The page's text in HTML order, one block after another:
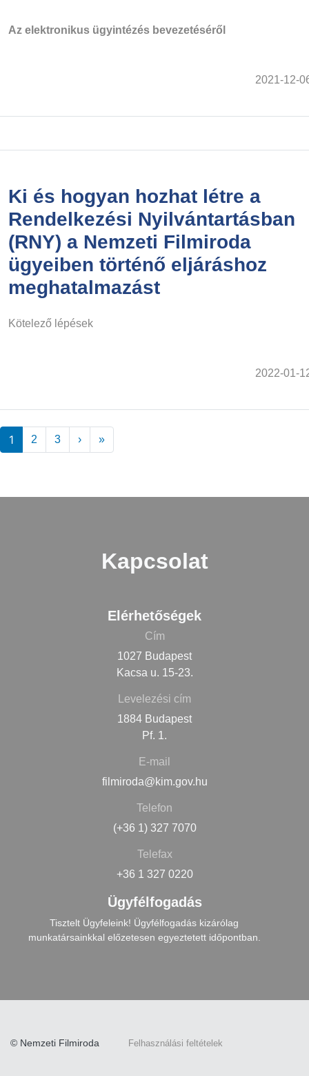
Az elektronikus ügyintézés bevezetéséről
2021-12-
Ki és hogyan hozhat létre a
Rendelkezési Nyilvántartásban
(RNY) a Nemzeti Filmiroda
ügyeiben történő eljáráshoz
meghatalmazást
Kötelező lépések
2022-01-
Oldalszámozás
1 2 3 ›Következő ›
»Utolsó »
Kapcsolat
Elérhetőségek
Cím
1027 Budapest
Kacsa u. 15-23.
Levelezési cím
1884 Budapest
Pf. 1.
E-mail
filmiroda@kim.gov.hu
Telefon
(+36 1) 327 7070
Telefax
+36 1 327 0220
Ügyfélfogadás
Tisztelt Ügyfeleink! Ügyfélfogadás kizárólag
munkatársainkkal előzetesen egyeztetett időpontban.
© Nemzeti Filmiroda Felhasználási feltételek